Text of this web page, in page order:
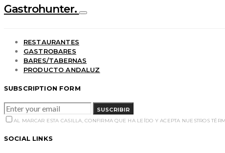
Gastrohunter.
RESTAURANTES
GASTROBARES
BARES/TABERNAS
PRODUCTO ANDALUZ
SUBSCRIPTION FORM
SUSCRIBIR
AL MARCAR ESTA CASILLA, CONFIRMA QUE HA LEÍDO Y ACEPTA NUESTROS
SOCIAL LINKS